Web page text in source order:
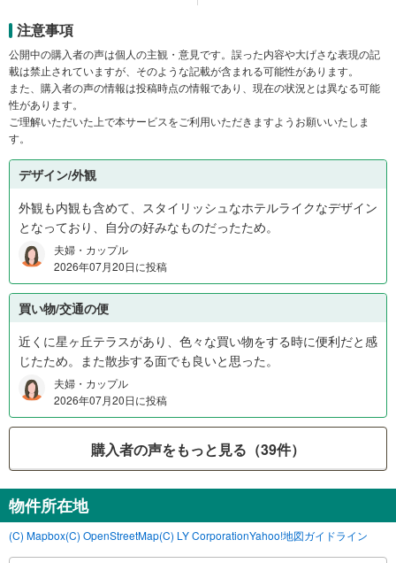
注意事項
公開中の購入者の声は個人の主観・意見です。誤った内容や大げさな表現の記
載は禁止されていますが、そのような記載が含まれる可能性があります。
また、購入者の声の情報は投稿時点の情報であり、現在の状況とは異なる可能
性があります。
ご理解いただいた上で本サービスをご利用いただきますようお願いいたしま
す。
デザイン/外観
外観も内観も含めて、スタイリッシュなホテルライクなデザイン
となっており、自分の好みなものだったため。
夫婦・カップル
2026年07月20日に投稿
買い物/交通の便
近くに星ヶ丘テラスがあり、色々な買い物をする時に便利だと感
じたため。また散歩する面でも良いと思った。
夫婦・カップル
2026年07月20日に投稿
購入者の声をもっと見る（39件）
物件所在地
(C) Mapbox(C) OpenStreetMap(C) LY CorporationYahoo!地図ガイドライン